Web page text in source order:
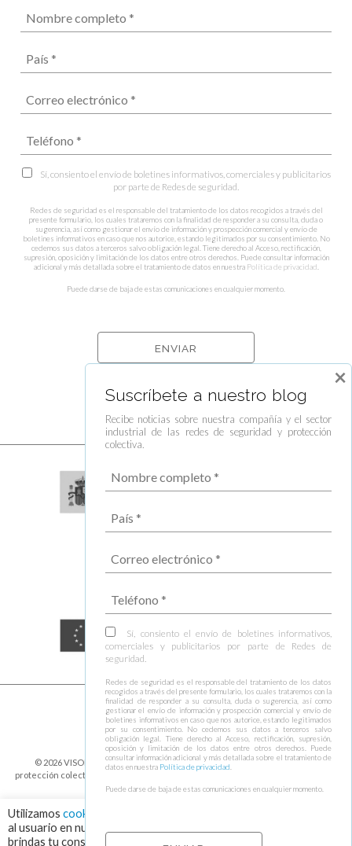
Sí, consiento el envío de boletines informativos, comerciales y publicitarios
por parte de Redes de seguridad.
Redes de seguridad es el responsable del tratamiento de los datos recogidos a través del
presente formulario, los cuales trataremos con la finalidad de responder a su consulta, duda o
sugerencia, así como gestionar el envío de información y prospección comercial y envío de
boletines informativos en caso que nos autorice, estando legitimados por su consentimiento. No
cedemos sus datos a terceros salvo obligación legal. Tiene derecho al Acceso, rectificación,
supresión, oposición y limitación de los datos entre otros derechos. Puede consultar información
adicional y más detallada sobre el tratamiento de datos en nuestra Política de privacidad
Puede darse de baja de estas comunicaciones en cualquier momento.
© 2026 VISOR FALL ARREST NETS Redes de seguridad y elementos de
protección colectiva ⁃
Política de cookies y protección de datos
envío⁃ Design byIxotype
Utilizamos cookies
al usuario en nuestra web. Haciendo click en el botón "Aceptar",
brindas tu consentimiento para el uso de todas las cookies.
Suscríbete a nuestro blog
Recibe noticias sobre nuestra compañía y el sector
industrial de las redes de seguridad y protección
colectiva.
Sí, consiento el envío de boletines informativos,
comerciales y publicitarios por parte de Redes de
seguridad.
Redes de seguridad es el responsable del tratamiento de los datos
recogidos a través del presente formulario, los cuales trataremos con la
finalidad de responder a su consulta, duda o sugerencia, así como
gestionar el envío de información y prospección comercial y envío de
boletines informativos en caso que nos autorice, estando legitimados
por su consentimiento. No cedemos sus datos a terceros salvo
obligación legal. Tiene derecho al Acceso, rectificación, supresión,
oposición y limitación de los datos entre otros derechos. Puede
consultar información adicional y más detallada sobre el tratamiento de
datos en nuestra Política de privacidad
Puede darse de baja de estas comunicaciones en cualquier momento.
×